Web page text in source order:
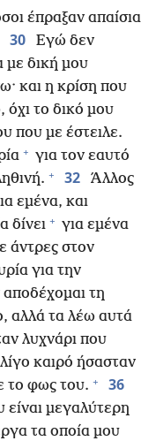
έπραξαν απαίσια
30
Εγώ δεν
με δική μου
και η κρίση που
όχι το δικό μου
που με έστειλε.
+ για τον εαυτό
+ 32
Άλλος
εμένα, και
δίνει + για εμένα
άντρες στον
για την
τη
αλλά τα λέω αυτά
λυχνάρι που
καιρό ήσασταν
το φως του. + 36
μεγαλύτερη
τα οποία μου